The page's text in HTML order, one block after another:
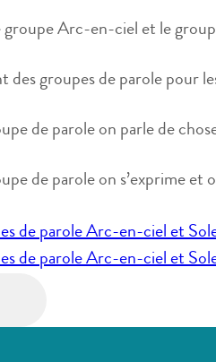
groupe Arc-en-ciel et le
des groupes de parole pour
de parole on parle de
de parole on s’exprime et
de parole Arc-en-ciel et
de parole Arc-en-ciel et